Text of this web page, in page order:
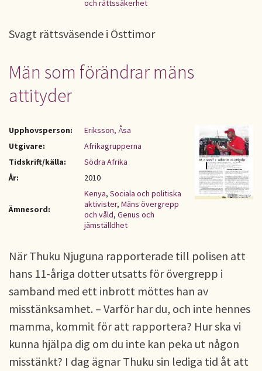
och rättssäkerhet
Svagt rättsväsende i Östtimor
Män som förändrar mäns
attityder
Upphovsperson:
Eriksson, Åsa
Utgivare:
Afrikagrupperna
Tidskrift/källa:
Södra Afrika
År:
2010
Ämnesord:
Kenya, Sociala och politiska
aktivister, Mäns övergrepp
och våld, Genus och
jämställdhet
När Thuku Njuguna rapporterade till polisen att
hans 11-åriga dotter utsatts för övergrepp i
samband med ett inbrott möttes han av
misstänksamhet. – Varför har du, och inte hennes
mamma, kommit för att rapportera? Hur ska vi
kunna hjälpa dig om du inte kan peka ut någon
misstänkt? I dag ägnar Thuku sin lediga tid åt att